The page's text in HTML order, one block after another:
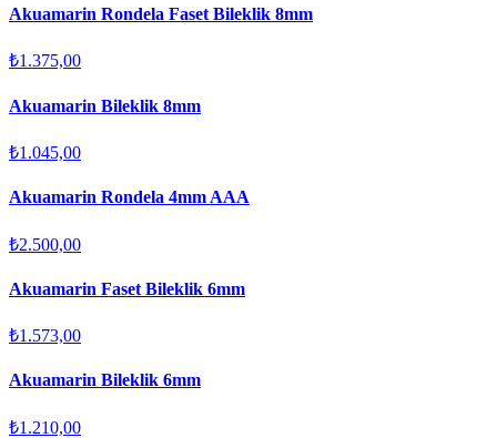
Akuamarin Rondela Faset Bileklik 8mm
₺1.375,00
Akuamarin Bileklik 8mm
₺1.045,00
Akuamarin Rondela 4mm AAA
₺2.500,00
Akuamarin Faset Bileklik 6mm
₺1.573,00
Akuamarin Bileklik 6mm
₺1.210,00